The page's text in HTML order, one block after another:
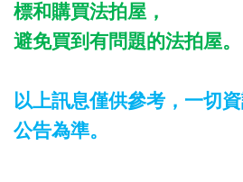
標和購買法拍屋，
避免買到有問題的法拍屋。
以上訊息僅供參考，一切
公告為準。